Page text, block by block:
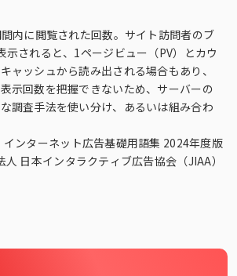
リサーチ
測
支援
内に閲覧された回数。サイト訪問者のブ
示されると、1ページビュー（PV）とカウ
ャッシュから読み出される場合もあり、
示回数を把握できないため、サーバーの
調査手法を使い分け、あるいは組み合わ
インターネット広告基礎用語集 2024年度版
人 日本インタラクティブ広告協会（JIAA）